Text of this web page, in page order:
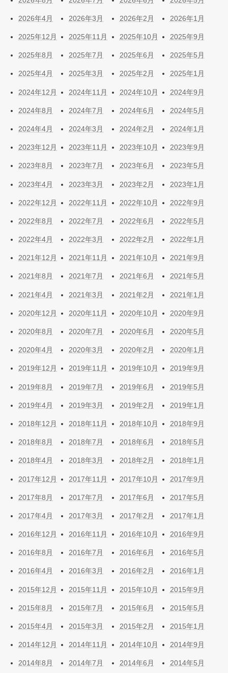
2026年4月 2026年3月 2026年2月 2026年1月
2025年12月 2025年11月 2025年10月 2025年9月
2025年8月 2025年7月 2025年6月 2025年5月
2025年4月 2025年3月 2025年2月 2025年1月
2024年12月 2024年11月 2024年10月 2024年9月
2024年8月 2024年7月 2024年6月 2024年5月
2024年4月 2024年3月 2024年2月 2024年1月
2023年12月 2023年11月 2023年10月 2023年9月
2023年8月 2023年7月 2023年6月 2023年5月
2023年4月 2023年3月 2023年2月 2023年1月
2022年12月 2022年11月 2022年10月 2022年9月
2022年8月 2022年7月 2022年6月 2022年5月
2022年4月 2022年3月 2022年2月 2022年1月
2021年12月 2021年11月 2021年10月 2021年9月
2021年8月 2021年7月 2021年6月 2021年5月
2021年4月 2021年3月 2021年2月 2021年1月
2020年12月 2020年11月 2020年10月 2020年9月
2020年8月 2020年7月 2020年6月 2020年5月
2020年4月 2020年3月 2020年2月 2020年1月
2019年12月 2019年11月 2019年10月 2019年9月
2019年8月 2019年7月 2019年6月 2019年5月
2019年4月 2019年3月 2019年2月 2019年1月
2018年12月 2018年11月 2018年10月 2018年9月
2018年8月 2018年7月 2018年6月 2018年5月
2018年4月 2018年3月 2018年2月 2018年1月
2017年12月 2017年11月 2017年10月 2017年9月
2017年8月 2017年7月 2017年6月 2017年5月
2017年4月 2017年3月 2017年2月 2017年1月
2016年12月 2016年11月 2016年10月 2016年9月
2016年8月 2016年7月 2016年6月 2016年5月
2016年4月 2016年3月 2016年2月 2016年1月
2015年12月 2015年11月 2015年10月 2015年9月
2015年8月 2015年7月 2015年6月 2015年5月
2015年4月 2015年3月 2015年2月 2015年1月
2014年12月 2014年11月 2014年10月 2014年9月
2014年8月 2014年7月 2014年6月 2014年5月